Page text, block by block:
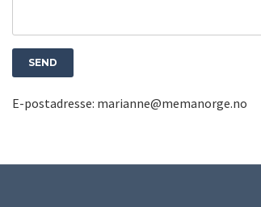
E-postadresse: marianne@memanorge.no